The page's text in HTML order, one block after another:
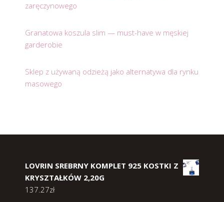
zaręczynowego
Granatowa koszula slim — must-have w męskiej
garderobie
Sklep z używaną odzieżą jako alternatywa dla rynku
masowego
LOVRIN SREBRNY KOMPLET 925 KOSTKI Z
KRYSZTAŁKÓW 2,20G
137.27zł